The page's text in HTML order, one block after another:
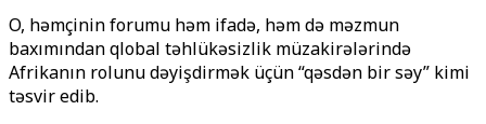
O, həmçinin forumu həm ifadə, həm də məzmun
baxımından qlobal təhlükəsizlik müzakirələrində
Afrikanın rolunu dəyişdirmək üçün “qəsdən bir səy” kimi
təsvir edib.